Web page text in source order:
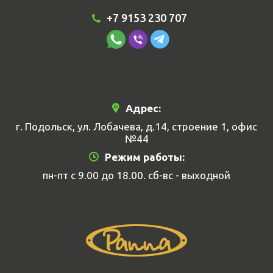
+7 9153 230 707
Адрес:
г. Подольск, ул. Лобачева, д.14, строение 1, офис
№44
Режим работы:
пн-пт с 9.00 до 18.00. сб-вс - выходной